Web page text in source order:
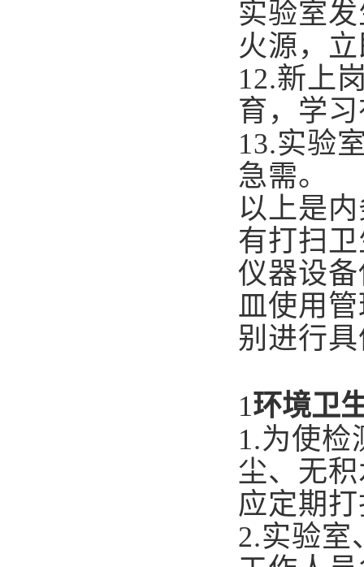
实验室
火源，
12.新上
育，学
13.实验
急需。
以上是
有打扫
仪器设
皿使用
别进行
1环境卫
1.为使检
尘、无
应定期
2.实验室